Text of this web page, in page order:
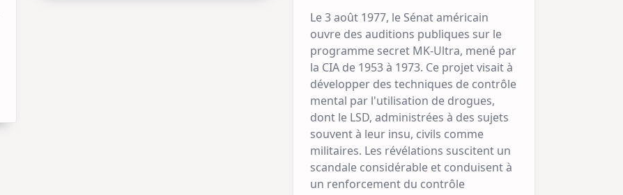
Le 3 août 1977, le Sénat américain
ouvre des auditions publiques sur le
programme secret MK-Ultra, mené par
la CIA de 1953 à 1973. Ce projet visait à
développer des techniques de contrôle
mental par l'utilisation de drogues,
dont le LSD, administrées à des sujets
souvent à leur insu, civils comme
militaires. Les révélations suscitent un
scandale considérable et conduisent à
un renforcement du contrôle